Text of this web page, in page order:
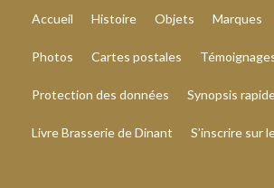
Accueil Histoire Objets Marques
Photos Cartes postales
Protection des données Synopsis
Livre Brasserie de Dinant S’inscrire sur